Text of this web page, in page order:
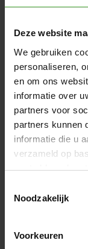
Deze website
We gebruiken
personaliseren,
en om ons
informatie over
partners voor
partners kunnen
informatie die u
verzameld op
gaat akkoord
Noodzakelijk
Voorkeuren
BERG BICYCLE
Heti saatavilla
UUTUUS